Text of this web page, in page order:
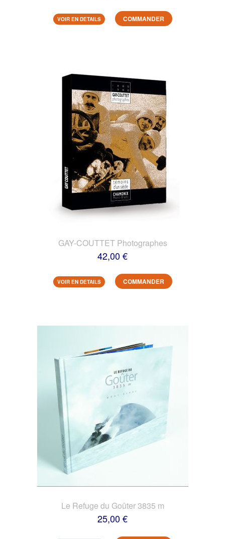
VOIR EN DETAILS COMMANDER
GAY-COUTTET Photographes
42,00 €
VOIR EN DETAILS COMMANDER
Le Refuge du Goûter 3835 m
25,00 €